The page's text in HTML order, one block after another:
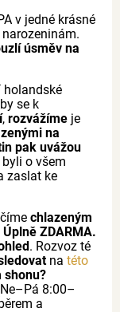
v jedné krásné
úsměv na
holandské
se k
, rozvážíme je
na
pak uvážou
o všem
zaslat ke
chlazeným
Úplně ZDARMA.
. Rozvoz té
na této
shonu?
8:00–
a